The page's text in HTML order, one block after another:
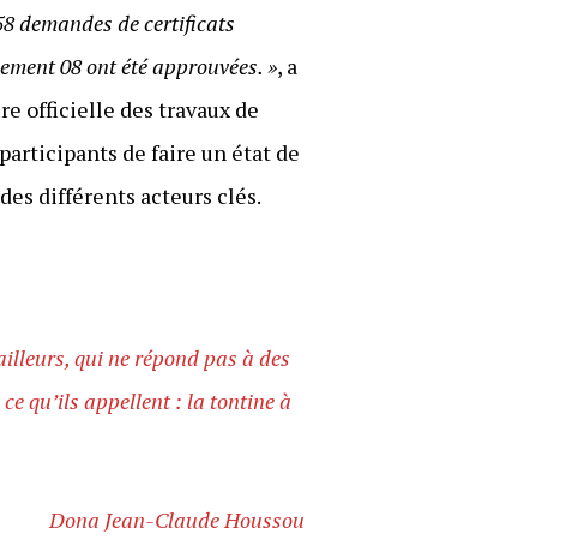
demandes de certificats
08 ont été approuvées. », a
officielle des travaux de
de faire un état de
différents acteurs clés.
qui ne répond pas à des
qu’ils appellent : la tontine à
Dona Jean-Claude Houssou